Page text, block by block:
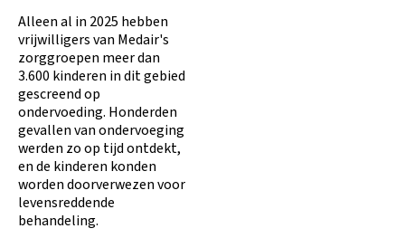
Alleen al in 2025 hebben
vrijwilligers van Medair's
zorggroepen meer dan
3.600 kinderen in dit gebied
gescreend op
ondervoeding. Honderden
gevallen van ondervoeging
werden zo op tijd ontdekt,
en de kinderen konden
worden doorverwezen voor
levensreddende
behandeling.